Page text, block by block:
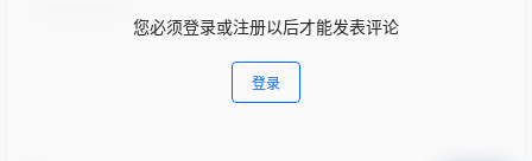
您必须登录或注册以后才能发表评论
登录